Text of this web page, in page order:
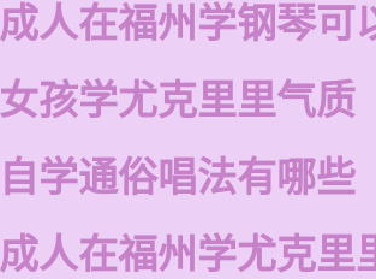
成人在福州学钢琴可
女孩学尤克里里气质
自学通俗唱法有哪些
成人在福州学尤克里